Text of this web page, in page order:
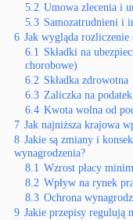
5.2 Umowa zlecenia i
5.3 Samozatrudnieni i
6 Jak wygląda
6.1 Składki na
chorobowe)
6.2 Składka zdrowotna
6.3 Zaliczka na
6.4 Kwota wolna od
7 Jak najniższa krajowa
8 Jakie są zmiany i
wynagrodzenia?
8.1 Wzrost płacy
8.2 Wpływ na rynek
8.3 Ochrona
9 Jakie przepisy regulują